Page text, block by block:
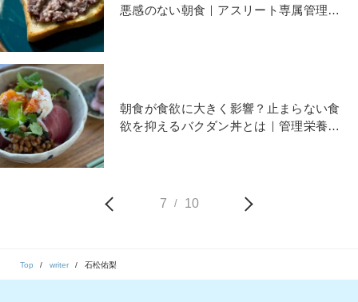
悪感のない朝食｜アスリート専属管理栄
朝食が食欲に大きく影響？止まらない食
欲を抑えるバクダン丼とは｜管理栄養士
7 / 10
Top writer 石松佑梨